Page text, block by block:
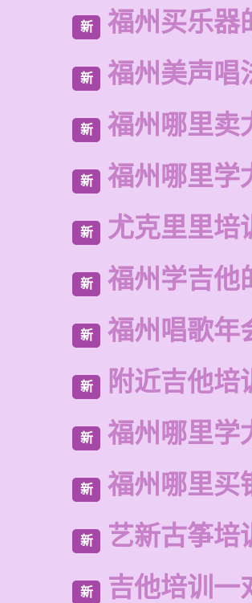
新 福州买乐器
新 福州美声唱
新 福州哪里卖
新 福州哪里学
新 尤克里里培
新 福州学吉他
新 福州唱歌年
新 附近吉他培
新 福州哪里学
新 福州哪里买
新 艺新古筝培
新 吉他培训一